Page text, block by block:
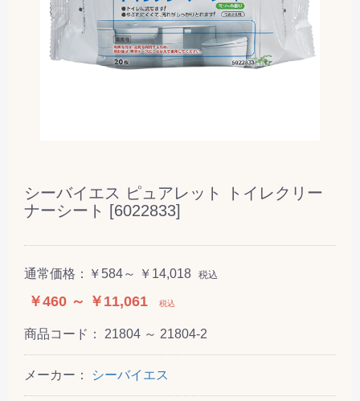
シーバイエス ピュアレット トイレクリー
ナーシート [6022833]
通常価格： ￥584～ ￥14,018 税込
￥460 ～ ￥11,061 税込
商品コード： 21804 ～ 21804-2
メーカー： シーバイエス